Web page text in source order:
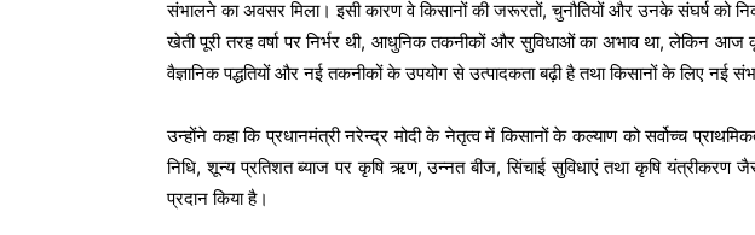
संभालने का अवसर मिला। इसी कारण वे किसानों की जरूरतों, चुनौतियों और उनके संघर्ष को
खेती पूरी तरह वर्षा पर निर्भर थी, आधुनिक तकनीकों और सुविधाओं का अभाव था, लेकिन आज
वैज्ञानिक पद्धतियों और नई तकनीकों के उपयोग से उत्पादकता बढ़ी है तथा किसानों के लिए नई
उन्होंने कहा कि प्रधानमंत्री नरेन्द्र मोदी के नेतृत्व में किसानों के कल्याण को सर्वोच्च
निधि, शून्य प्रतिशत ब्याज पर कृषि ऋण, उन्नत बीज, सिंचाई सुविधाएं तथा कृषि यंत्रीकरण
प्रदान किया है।